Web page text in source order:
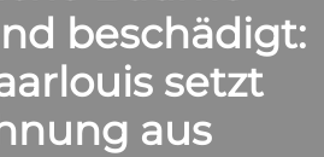
beschädigt:
setzt
aus